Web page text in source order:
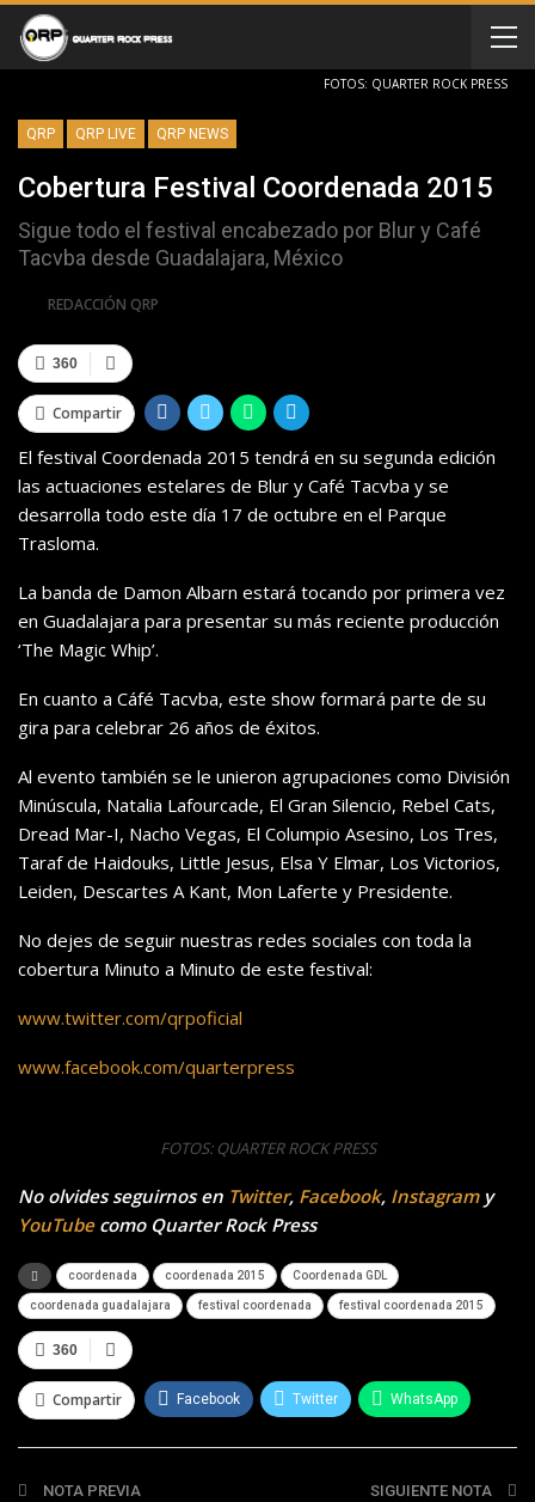
FOTOS: QUARTER ROCK PRESS
QRP QRP LIVE QRP NEWS
Cobertura Festival Coordenada 2015
Sigue todo el festival encabezado por Blur y Café
Tacvba desde Guadalajara, México
REDACCIÓN QRP
360
Compartir
El festival Coordenada 2015 tendrá en su segunda edición
las actuaciones estelares de Blur y Café Tacvba y se
desarrolla todo este día 17 de octubre en el Parque
Trasloma.
La banda de Damon Albarn estará tocando por primera vez
en Guadalajara para presentar su más reciente producción
‘The Magic Whip’.
En cuanto a Cáfé Tacvba, este show formará parte de su
gira para celebrar 26 años de éxitos.
Al evento también se le unieron agrupaciones como División
Minúscula, Natalia Lafourcade, El Gran Silencio, Rebel Cats,
Dread Mar-I, Nacho Vegas, El Columpio Asesino, Los Tres,
Tarafde Haidouks, Little Jesus, Elsa Y Elmar, Los Victorios,
Leiden, Descartes A Kant, Mon Laferte y Presidente.
No dejes de seguir nuestras redes sociales con toda la
cobertura Minuto a Minuto de este festival:
www.twitter.com/qrpoficial
www.facebook.com/quarterpress
FOTOS: QUARTER ROCK PRESS
No olvides seguirnos en Twitter, Facebook, Instagramy
YouTubecomo Quarter Rock Press
coordenada coordenada 2015 Coordenada GDL
coordenada guadalajara festival coordenada festival coordenada 2015
360
Compartir Facebook Twitter WhatsApp
Telegram
NOTA PREVIA SIGUIENTE NOTA